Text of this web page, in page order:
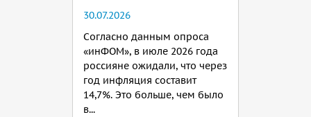
30.07.2026
Согласно данным опроса
«инФОМ», в июле 2026 года
россияне ожидали, что через
год инфляция составит
14,7%. Это больше, чем было
в...